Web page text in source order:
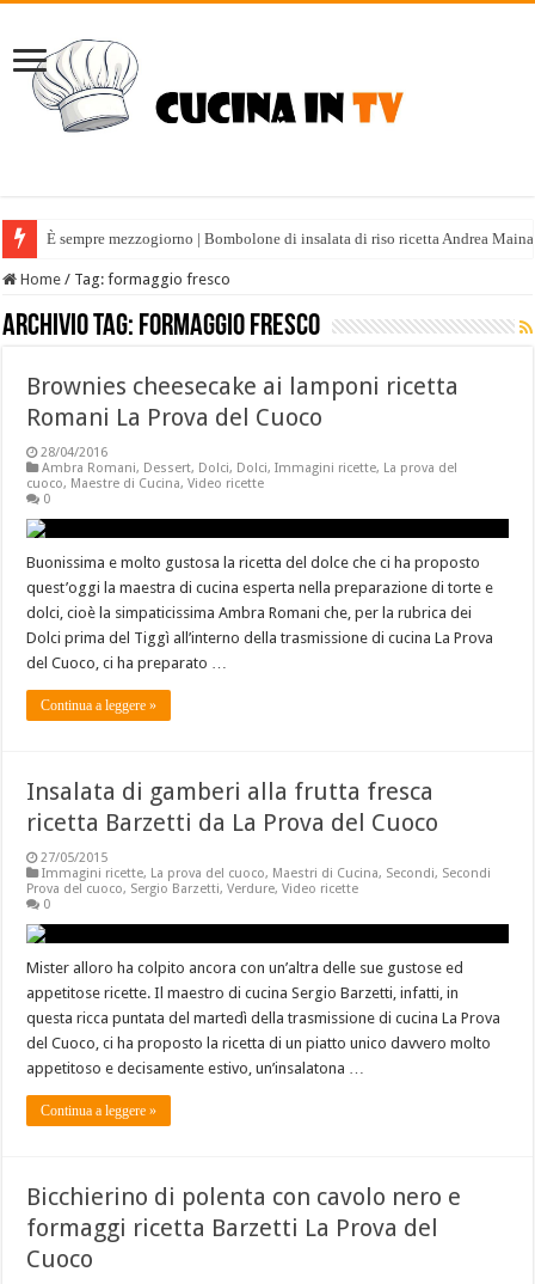
È sempre mezzogiorno | Bombolone di insalata di riso ricetta Andrea
Home / Tag:formaggio fresco
Archivio tag: formaggio fresco
Brownies cheesecake ai lamponi ricetta
Romani La Prova del Cuoco
28/04/2016
Ambra Romani, Dessert, Dolci, Dolci,Immagini ricette, La prova del
cuoco, Maestre di Cucina,Video ricette
0
Buonissima e molto gustosa la ricetta del dolce che ci ha proposto
quest’oggi la maestra di cucina esperta nella preparazione di torte e
dolci, cioè la simpaticissima Ambra Romani che, per la rubrica dei
Dolci prima del Tiggì all’interno della trasmissione di cucina La Prova
del Cuoco, ci ha preparato …
Continua a leggere »
Insalata di gamberi alla frutta fresca
ricetta Barzetti da La Prova del Cuoco
27/05/2015
Immagini ricette, La prova del cuoco, Maestri di Cucina, Secondi, Secondi
Prova del cuoco, Sergio Barzetti,Verdure,Video ricette
0
Mister alloro ha colpito ancora con un’altra delle sue gustose ed
appetitose ricette. Il maestro di cucina Sergio Barzetti, infatti, in
questa ricca puntata del martedì della trasmissione di cucina La Prova
del Cuoco, ci ha proposto la ricetta di un piatto unico davvero molto
appetitoso e decisamente estivo, un’insalatona …
Continua a leggere »
Bicchierino di polenta con cavolo nero e
formaggi ricetta Barzetti La Prova del
Cuoco